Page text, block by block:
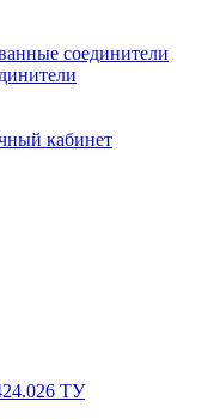
соединители
кабинет